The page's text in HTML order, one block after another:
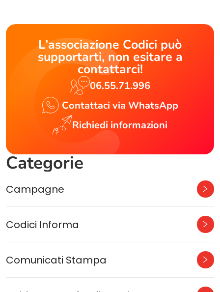
L’associazione Codici può
supportarti, non esitare a
contattarci!
06.55.71.996
Contattaci via WhatsApp
Richiedi informazioni
Categorie
Campagne
Codici Informa
Comunicati Stampa